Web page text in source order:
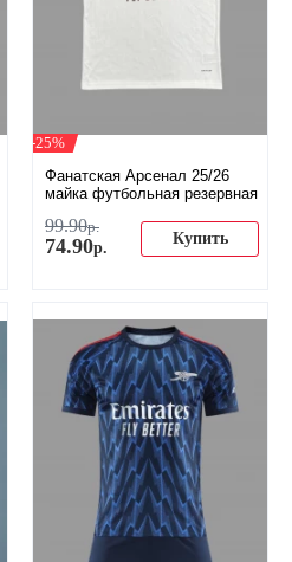
-25%
Фанатская Арсенал 25/26
майка футбольная резервная
99.90р.
74.90р. Купить